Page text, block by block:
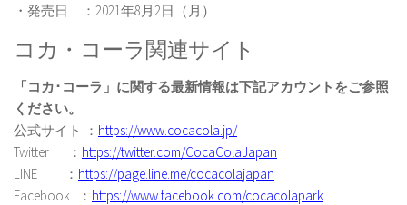
・発売日 ：2021年8月2日（月）
コカ・コーラ関連サイト
「コカ･コーラ」に関する最新情報は下記アカウントをご参照
ください。
公式サイト ： https://www.cocacola.jp/
Twitter ： https://twitter.com/CocaColaJapan
LINE ： https://page.line.me/cocacolajapan
Facebook ： https://www.facebook.com/cocacolapark